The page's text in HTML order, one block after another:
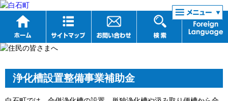
リンク集
浄化槽設置整備事業補助金